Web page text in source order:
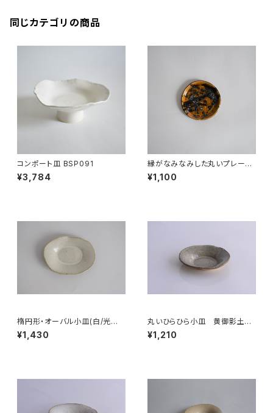
同じカテゴリの商品
コンポート皿 BSP091
¥3,784
縁がなみなみした丸いプレート
小皿(茶/飴色/光沢/黒/点模様/
白御影土)
¥1,100
楕円形・オーバル小皿(白/光沢/
白御影土)
¥1,430
丸いひらひら小皿 黄御影土×
白鼠結晶釉
¥1,210